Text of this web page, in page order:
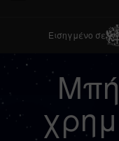
Εισηγμένο σε